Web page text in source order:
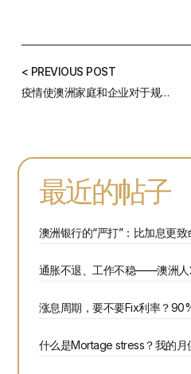
< PREVIOUS POST
疫情使澳洲家庭和企业对于规避风险过于敏感
最近的帖子
澳洲银行的“严打”：比加息更
通胀不退、工作不稳——澳洲人
涨息周期，要不要Fix利率？
什么是Mortage stress？我的月